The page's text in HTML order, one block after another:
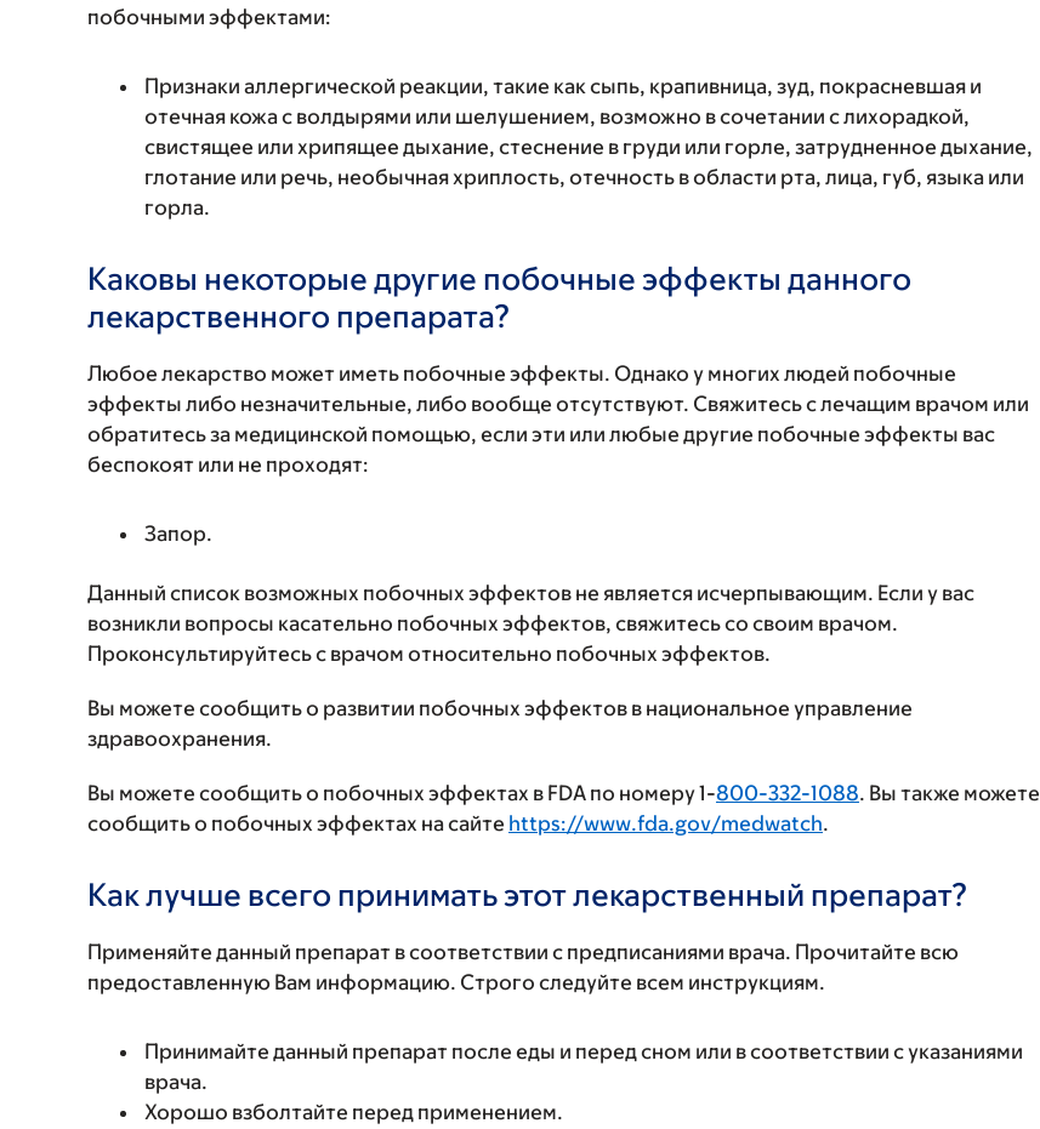
побочными эффектами:
Признаки аллергической реакции, такие как сыпь, крапивница, зуд, покрасневшая и
отечная кожа с волдырями или шелушением, возможно в сочетании с лихорадкой,
свистящее или хрипящее дыхание, стеснение в груди или горле, затрудненное дыхание,
глотание или речь, необычная хриплость, отечность в области рта, лица, губ, языка или
горла.
Каковы некоторые другие побочные эффекты данного
лекарственного препарата?
Любое лекарство может иметь побочные эффекты. Однако у многих людей побочные
эффекты либо незначительные, либо вообще отсутствуют. Свяжитесь с лечащим врачом или
обратитесь за медицинской помощью, если эти или любые другие побочные эффекты вас
беспокоят или не проходят:
Запор.
Данный список возможных побочных эффектов не является исчерпывающим. Если у вас
возникли вопросы касательно побочных эффектов, свяжитесь со своим врачом.
Проконсультируйтесь с врачом относительно побочных эффектов.
Вы можете сообщить о развитии побочных эффектов в национальное управление
здравоохранения.
Вы можете сообщить о побочных эффектах в FDA по номеру 1-800-332-1088. Вы также можете
сообщить о побочных эффектах на сайте https://www.fda.gov/medwatch.
Как лучше всего принимать этот лекарственный препарат?
Применяйте данный препарат в соответствии с предписаниями врача. Прочитайте всю
предоставленную Вам информацию. Строго следуйте всем инструкциям.
Принимайте данный препарат после еды и перед сном или в соответствии с указаниями
врача.
Хорошо взболтайте перед применением.